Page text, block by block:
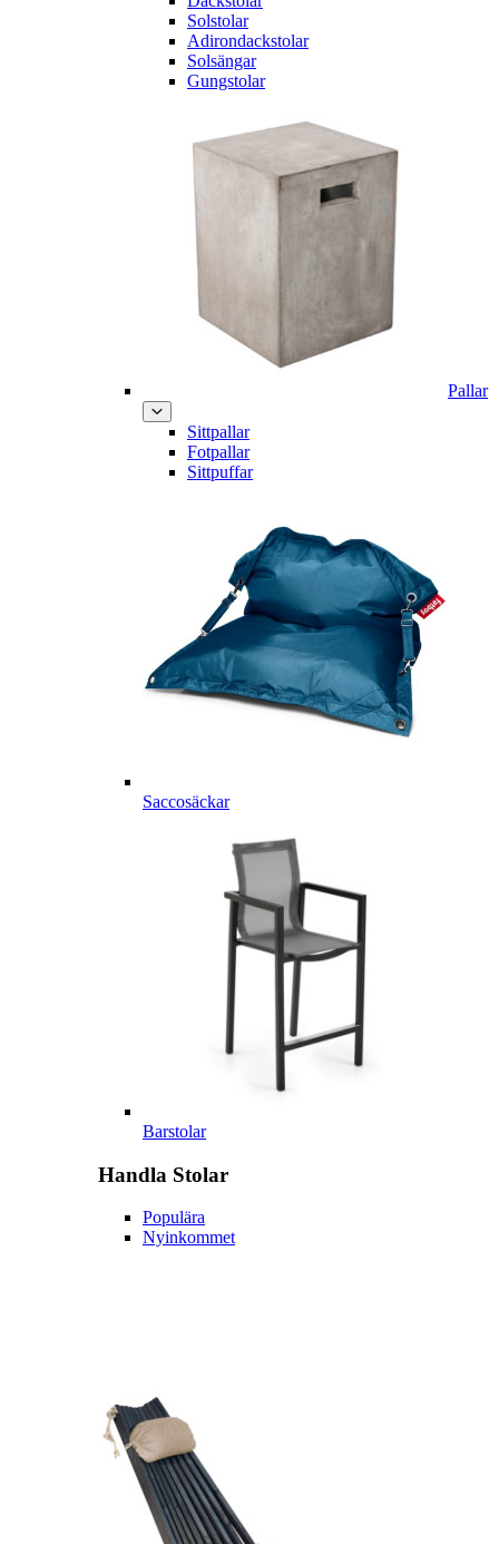
Solstolar
Adirondackstolar
Solsängar
Gungstolar
Pallar
Sittpallar
Fotpallar
Sittpuffar
Saccosäckar
Barstolar
Handla Stolar
Populära
Nyinkommet